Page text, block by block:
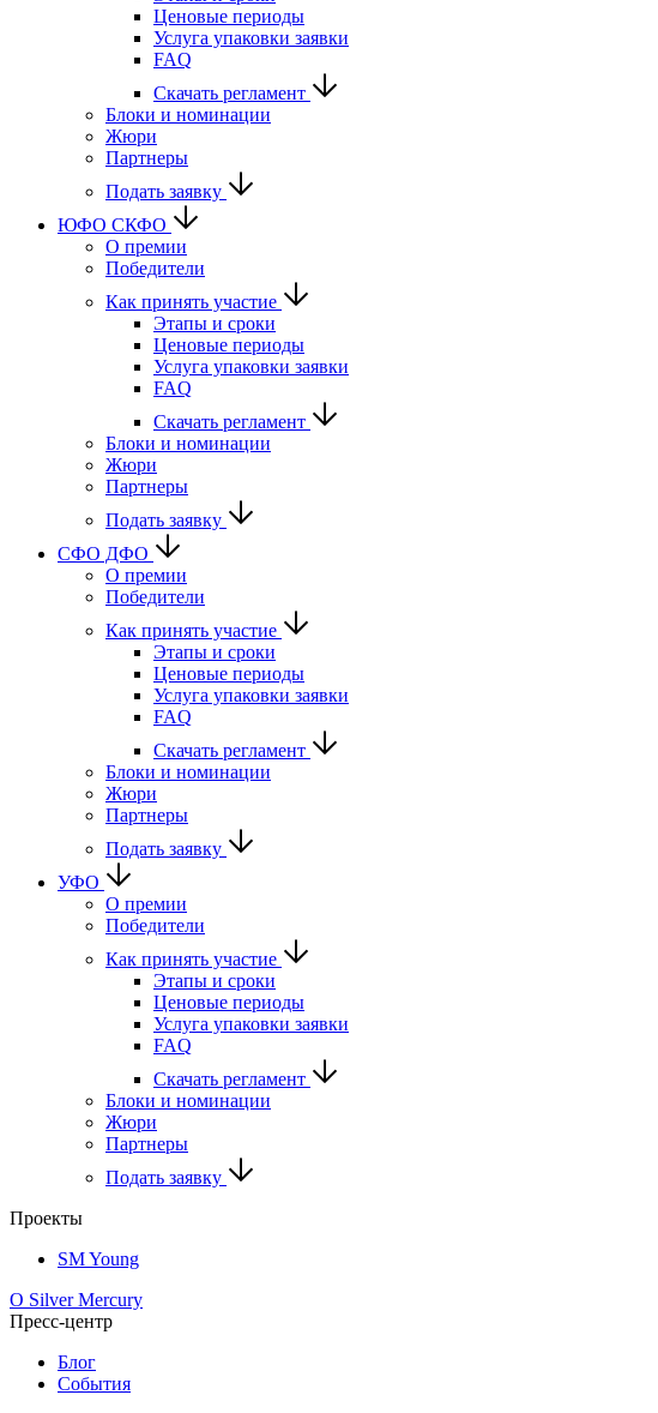
Ценовые периоды
Услуга упаковки заявки
FAQ
Скачать регламент
Блоки и номинации
Жюри
Партнеры
Подать заявку
ЮФО СКФО
О премии
Победители
Как принять участие
Этапы и сроки
Ценовые периоды
Услуга упаковки заявки
FAQ
Скачать регламент
Блоки и номинации
Жюри
Партнеры
Подать заявку
CФО ДФО
О премии
Победители
Как принять участие
Этапы и сроки
Ценовые периоды
Услуга упаковки заявки
FAQ
Скачать регламент
Блоки и номинации
Жюри
Партнеры
Подать заявку
УФО
О премии
Победители
Как принять участие
Этапы и сроки
Ценовые периоды
Услуга упаковки заявки
FAQ
Скачать регламент
Блоки и номинации
Жюри
Партнеры
Подать заявку
Проекты
SM Young
О Silver Mercury
Пресс-центр
Блог
События